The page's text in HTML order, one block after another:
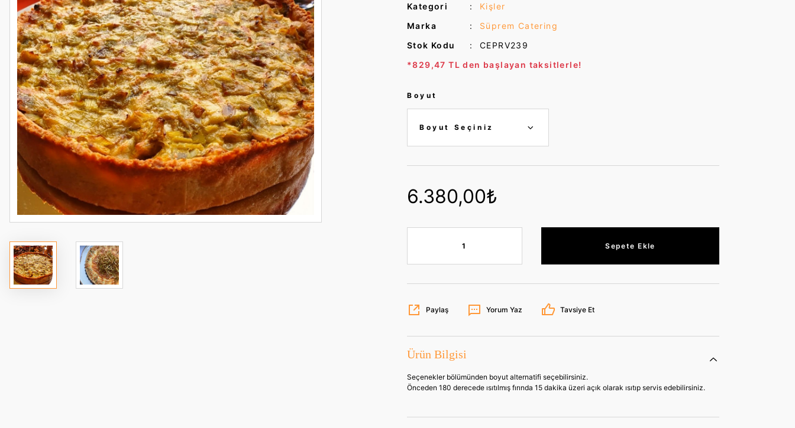
Kategori
Kişler
Marka
Süprem Catering
Stok Kodu
CEPRV239
*829,47 TL den başlayan taksitlerle!
Boyut
6.380,00₺
Sepete Ekle
Paylaş Yorum Yaz Tavsiye Et
Ürün Bilgisi
Seçenekler bölümünden boyut alternatifi seçebilirsiniz.
Önceden 180 derecede ısıtılmış fırında 15 dakika üzeri açık olarak ısıtıp servis edebilirsiniz.